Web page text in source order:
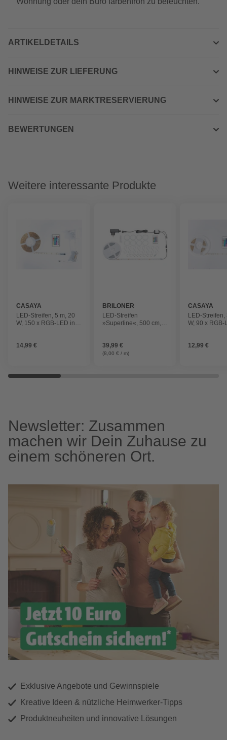
ARTIKELDETAILS
HINWEISE ZUR LIEFERUNG
HINWEISE ZUR MARKTRESERVIERUNG
BEWERTUNGEN
Weitere interessante Produkte
CASAYA
LED-Streifen, 5 m, 20
W, 150 x RGB-LED inkl.
14,99 €
BRILONER
LED-Streifen
»Superline«, 500 cm,
39,99 €
(8,00 € / m)
CASAYA
LED-Streifen,
W, 90 x RGB-
12,99 €
Newsletter: Zusammen
machen wir Dein Zuhause zu
einem schöneren Ort.
Exklusive Angebote und Gewinnspiele
Kreative Ideen & nützliche Heimwerker-Tipps
Produktneuheiten und innovative Lösungen